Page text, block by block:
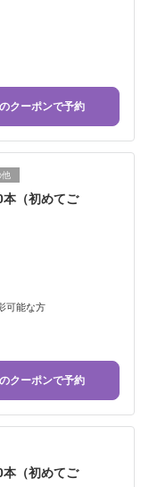
クーポンで予約
他
本（初めてご
可能な方
クーポンで予約
本（初めてご